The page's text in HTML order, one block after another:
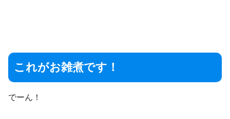
これがお雑煮です！
でーん！